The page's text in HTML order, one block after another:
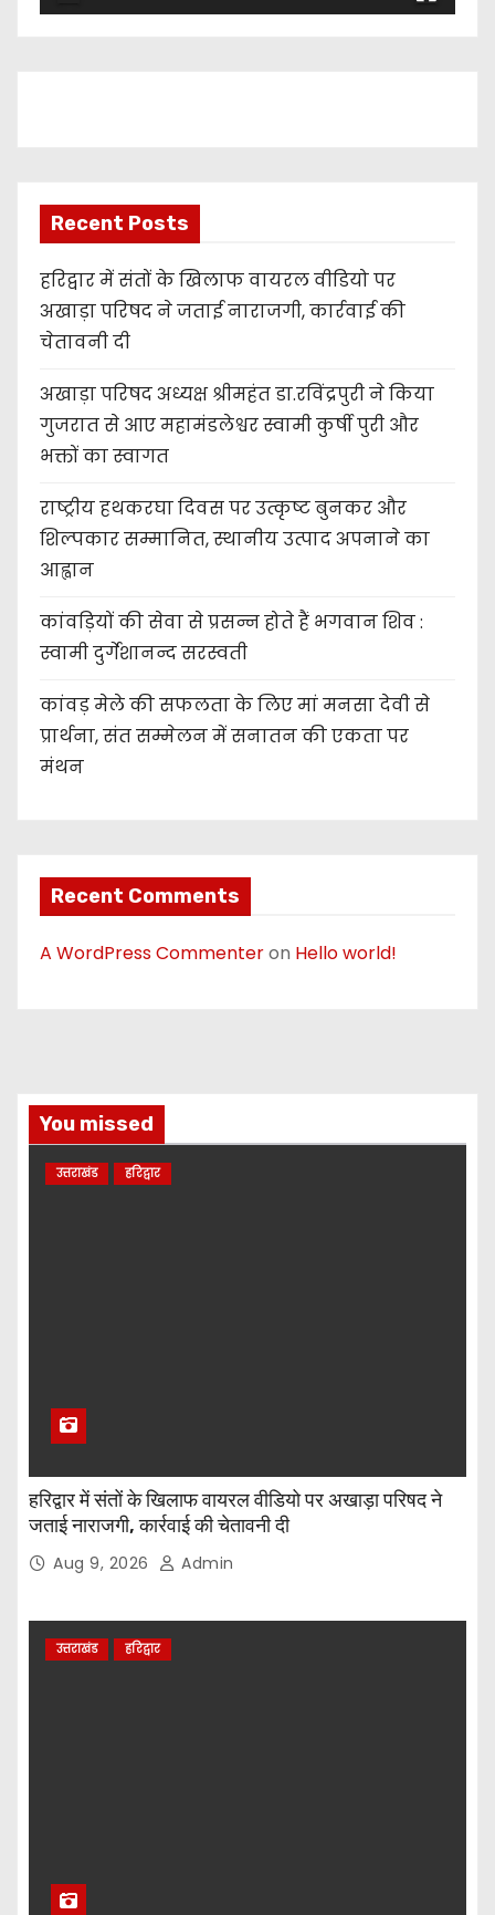
a
Recent Posts
हरिद्वार में संतों के खिलाफ वायरल वीडियो पर
अखाड़ा परिषद ने जताई नाराजगी, कार्रवाई की
चेतावनी दी
अखाड़ा परिषद अध्यक्ष श्रीमहंत डा.रविंद्रपुरी ने किया
गुजरात से आए महामंडलेश्वर स्वामी कुर्षी पुरी और
भक्तों का स्वागत
राष्ट्रीय हथकरघा दिवस पर उत्कृष्ट बुनकर और
शिल्पकार सम्मानित, स्थानीय उत्पाद अपनाने का
आह्वान
कांवड़ियों की सेवा से प्रसन्न होते हैं भगवान शिव :
स्वामी दुर्गेशानन्द सरस्वती
कांवड़ मेले की सफलता के लिए मां मनसा देवी से
प्रार्थना, संत सम्मेलन में सनातन की एकता पर
मंथन
Recent Comments
A WordPress Commenteron Hello world!
You missed
उत्तराखंड हरिद्वार
हरिद्वार में संतों के खिलाफ वायरल वीडियो पर अखाड़ा परिषद ने
जताई नाराजगी, कार्रवाई की चेतावनी दी
Aug 9, 2026 Admin
उत्तराखंड हरिद्वार